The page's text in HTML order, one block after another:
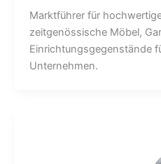
Marktführer für
zeitgenössische Möbel,
Einrichtungsgegenstände
Unternehmen.